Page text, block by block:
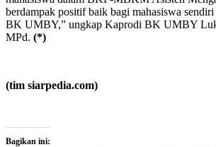
berdampak positif baik bagi mahasiswa
BK UMBY,” ungkap Kaprodi BK UMBY
MPd. (*)
(tim siarpedia.com)
Bagikan ini: